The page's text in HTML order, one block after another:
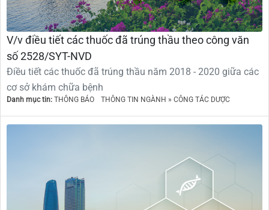
V/v điều tiết các thuốc đã trúng thầu theo công văn
số 2528/SYT-NVD
Điều tiết các thuốc đã trúng thầu năm 2018 - 2020 giữa các
cơ sở khám chữa bệnh
Danh mục tin: THÔNG BÁO THÔNG TIN NGÀNH » CÔNG TÁC DƯỢC